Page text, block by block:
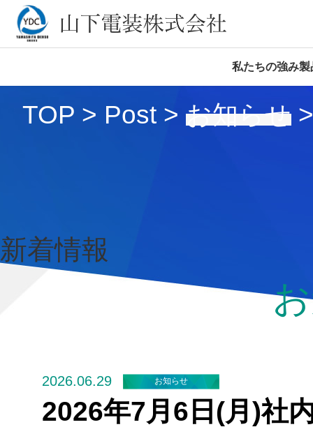
私たちの強み製
TOP > Post > お知らせ
新着情報
2026.06.29 お知らせ
2026年7月6日(月)社